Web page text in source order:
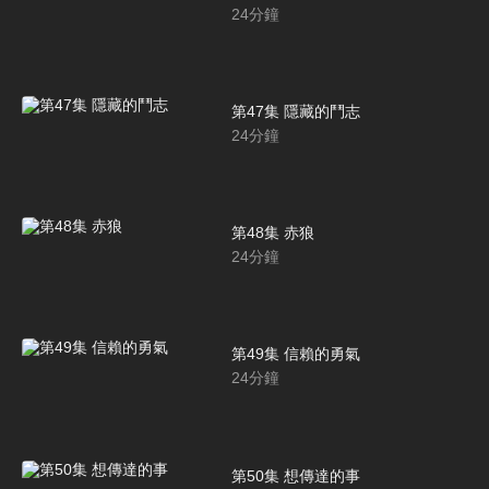
24分鐘
第47集 隱藏的鬥志
24分鐘
第48集 赤狼
24分鐘
第49集 信賴的勇氣
24分鐘
第50集 想傳達的事